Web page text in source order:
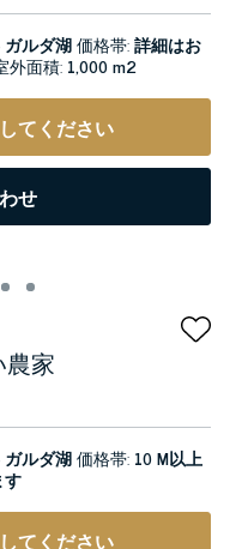
ルダ湖価格帯:詳細はお
外面積: 1,000 m2
てください
せ
農家
ルダ湖価格帯: 10 M以上
てください